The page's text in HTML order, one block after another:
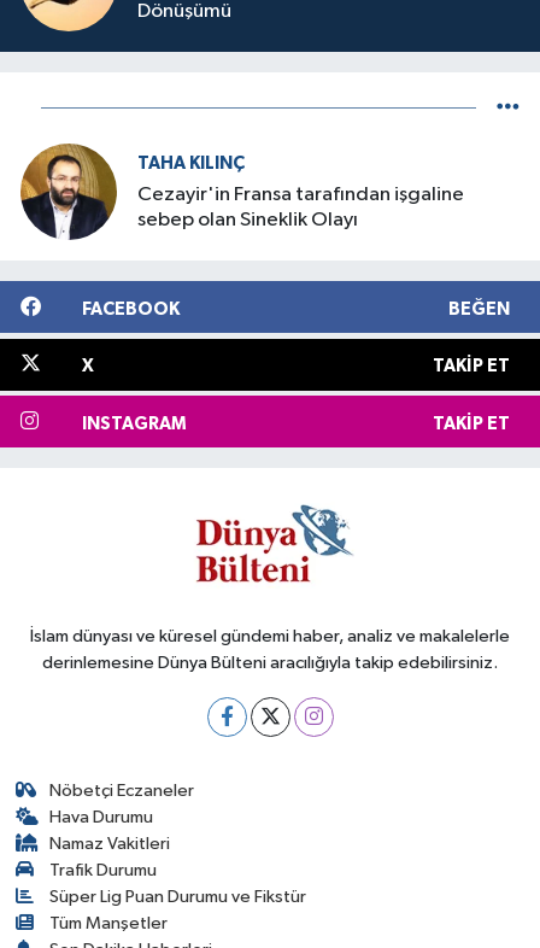
Dönüşümü
TAHA KILINÇ
Cezayir'in Fransa tarafından işgaline
sebep olan Sineklik Olayı
FACEBOOK BEĞEN
X TAKIP ET
INSTAGRAM TAKIP ET
İslam dünyası ve küresel gündemi haber, analiz ve makalelerle
derinlemesine Dünya Bülteni aracılığıyla takip edebilirsiniz.
Nöbetçi Eczaneler
Hava Durumu
Namaz Vakitleri
Trafik Durumu
Süper Lig Puan Durumu ve Fikstür
Tüm Manşetler